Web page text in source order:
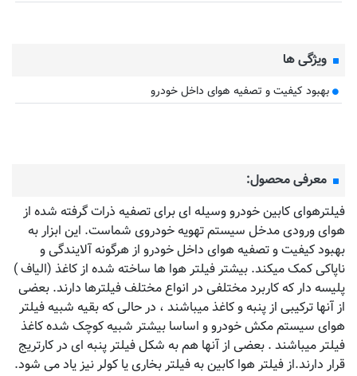
ویژگی ها
بهبود کیفیت و تصفیه هوای داخل خودرو
معرفی محصول:
فیلترهوای کابین خودرو وسیله ای برای تصفیه ذرات گرفته شده از
هوای ورودی مدخل سیستم تهویه خودروی شماست. این ابزار به
بهبود کیفیت و تصفیه هوای داخل خودرو از هرگونه آلایندگی و
ناپاکی کمک میکند. بیشتر فیلتر هوا ها ساخته شده از کاغذ (الیاف )
پلیسه دار که کاربرد مختلفی در انواع مختلف فیلترها دارند. بعضی
از آنها ترکیبی از پنبه و کاغذ میباشند ، در حالی که بقیه شبیه فیلتر
هوای سیستم مکش خودرو و اساسا بیشتر شبیه کوچک شده کاغذ
فیلتر میباشند . بعضی از آنها هم به شکل فیلتر پنبه ای در کارتریج
قرار دارند.از فیلتر هوا کابین به فیلتر بخاری یا کولر نیز یاد می شود.